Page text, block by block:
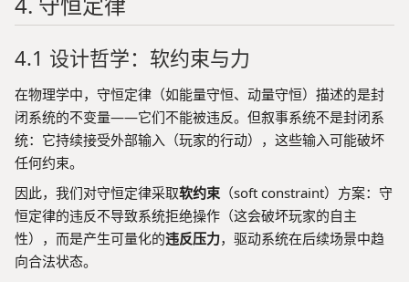
g
a
te
x
t
{
d
o
m
}
(
el
l)
\l
a
,
)
y
e
(
u
)
\
te
t
}
(
v
i
\
t
r
4.1 设计哲学：软约束与力
在物理学中，守恒定律（如能量守恒、动量守恒）描述的是封
闭系统的不变量——它们不能被违反。但叙事系统不是封闭系
统：它持续接受外部输入（玩家的行动），这些输入可能破坏
任何约束。
因此，我们对守恒定律采取软约束 （soft constraint）方案：守
恒定律的违反不导致系统拒绝操作（这会破坏玩家的自主
性），而是产生可量化的违反压力，驱动系统在后续场景中趋
向合法状态。